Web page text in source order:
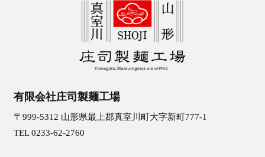
有限会社庄司製麺工場
〒999-5312 山形県最上郡真室川町大字新町777-1
TEL 0233-62-2760